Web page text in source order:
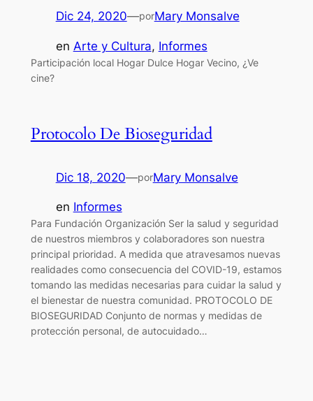
Dic 24, 2020—porMary Monsalve
en Arte y Cultura, Informes
Participación local Hogar Dulce Hogar Vecino, ¿Ve
cine?
Protocolo De Bioseguridad
Dic 18, 2020—porMary Monsalve
en Informes
Para Fundación Organización Ser la salud y seguridad
de nuestros miembros y colaboradores son nuestra
principal prioridad. A medida que atravesamos nuevas
realidades como consecuencia del COVID-19, estamos
tomando las medidas necesarias para cuidar la salud y
el bienestar de nuestra comunidad.​ PROTOCOLO DE
BIOSEGURIDAD Conjunto de normas y medidas de
protección personal, de autocuidado…